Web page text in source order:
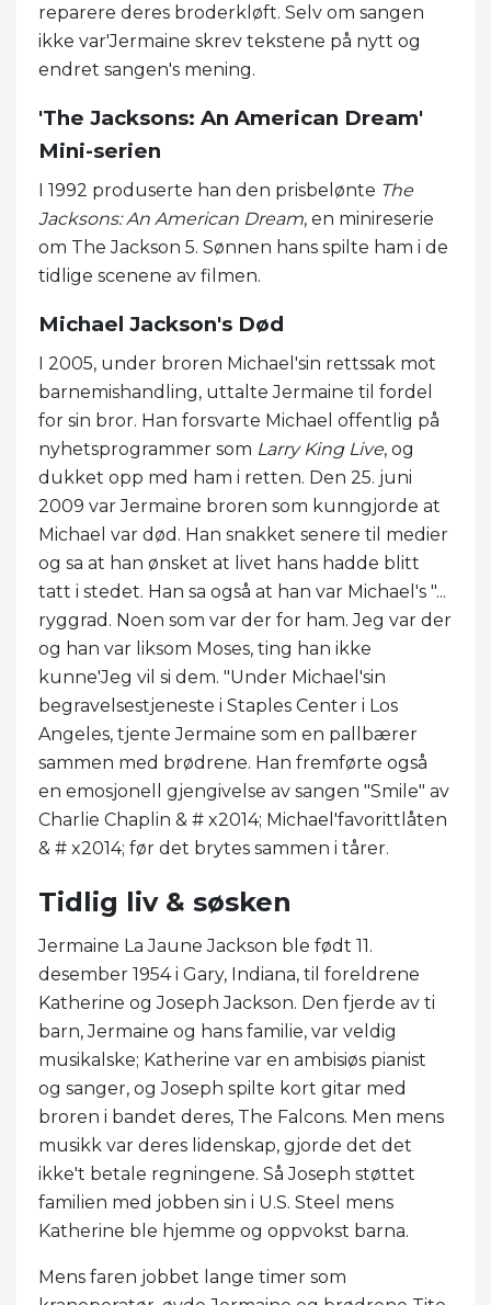
reparere deres broderkløft. Selv om sangen
ikke var'Jermaine skrev tekstene på nytt og
endret sangen's mening.
'The Jacksons: An American Dream'
Mini-serien
I 1992 produserte han den prisbelønte The
Jacksons: An American Dream, en minireserie
om The Jackson 5. Sønnen hans spilte ham i de
tidlige scenene av filmen.
Michael Jackson's Død
I 2005, under broren Michael'sin rettssak mot
barnemishandling, uttalte Jermaine til fordel
for sin bror. Han forsvarte Michael offentlig på
nyhetsprogrammer som Larry King Live, og
dukket opp med ham i retten. Den 25. juni
2009 var Jermaine broren som kunngjorde at
Michael var død. Han snakket senere til medier
og sa at han ønsket at livet hans hadde blitt
tatt i stedet. Han sa også at han var Michael's "...
ryggrad. Noen som var der for ham. Jeg var der
og han var liksom Moses, ting han ikke
kunne'Jeg vil si dem. "Under Michael'sin
begravelsestjeneste i Staples Center i Los
Angeles, tjente Jermaine som en pallbærer
sammen med brødrene. Han fremførte også
en emosjonell gjengivelse av sangen "Smile" av
Charlie Chaplin & # x2014; Michael'favorittlåten
& # x2014; før det brytes sammen i tårer.
Tidlig liv & søsken
Jermaine La Jaune Jackson ble født 11.
desember 1954 i Gary, Indiana, til foreldrene
Katherine og Joseph Jackson. Den fjerde av ti
barn, Jermaine og hans familie, var veldig
musikalske; Katherine var en ambisiøs pianist
og sanger, og Joseph spilte kort gitar med
broren i bandet deres, The Falcons. Men mens
musikk var deres lidenskap, gjorde det det
ikke't betale regningene. Så Joseph støttet
familien med jobben sin i U.S. Steel mens
Katherine ble hjemme og oppvokst barna.
Mens faren jobbet lange timer som